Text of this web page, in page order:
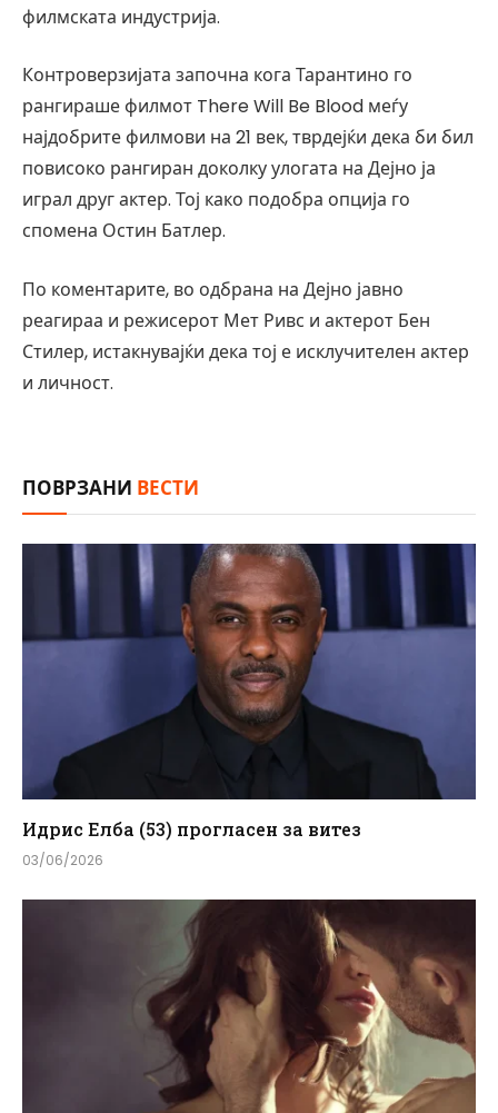
филмската индустрија.
Контроверзијата започна кога Тарантино го
рангираше филмот There Will Be Blood меѓу
најдобрите филмови на 21 век, тврдејќи дека би бил
повисоко рангиран доколку улогата на Дејно ја
играл друг актер. Тој како подобра опција го
спомена Остин Батлер.
По коментарите, во одбрана на Дејно јавно
реагираа и режисерот Мет Ривс и актерот Бен
Стилер, истакнувајќи дека тој е исклучителен актер
и личност.
ПОВРЗАНИ ВЕСТИ
Идрис Елба (53) прогласен за витез
03/06/2026